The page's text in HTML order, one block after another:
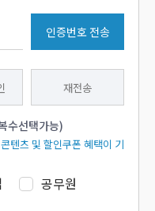
인증번호 전송
재전송
수선택가능)
텐츠 및 할인쿠폰 혜택이 기
공무원